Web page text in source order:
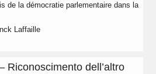
de la démocratie parlementaire dans la
Laffaille
Riconoscimento dell’altro